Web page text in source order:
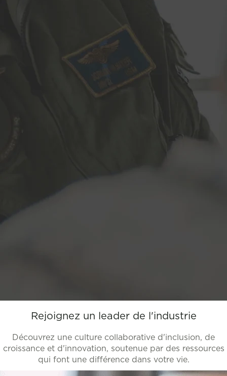
Rejoignez un leader de l'industrie
Découvrez une culture collaborative d'inclusion, de
croissance et d'innovation, soutenue par des ressources
qui font une différence dans votre vie.